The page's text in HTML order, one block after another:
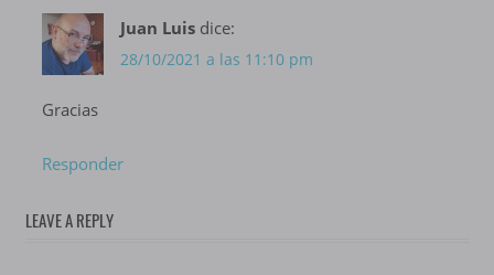
Juan Luis dice:
28/10/2021 a las 11:10 pm
Gracias
Responder
LEAVE A REPLY